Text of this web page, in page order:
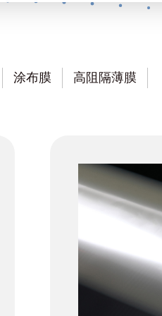
涂布膜 高阻隔薄膜